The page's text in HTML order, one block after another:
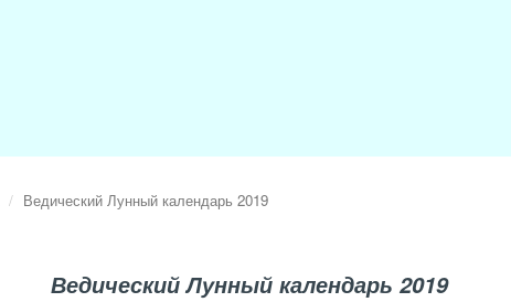
Ведический Лунный календарь 2019
Ведический Лунный календарь 2019